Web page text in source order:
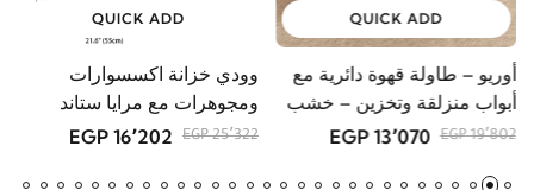
QUICK ADD
أوريو – طاولة قهوة دائرية مع
أبواب منزلقة وتخزين – خشب
طبيعي
19٬802 EGP 13٬070 EGP
QUICK ADD
وودي خزانة اكسسوارات
ومجوهرات مع مرايا ستاند
25٬322 EGP 16٬202 EGP